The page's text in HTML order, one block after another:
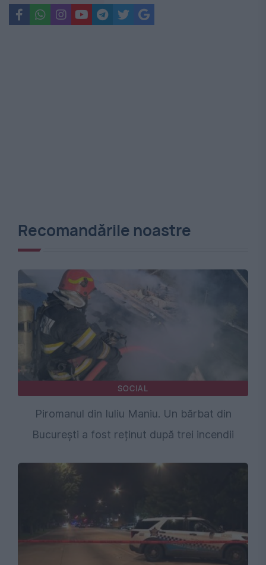
Recomandările noastre
SOCIAL
Piromanul din Iuliu Maniu. Un bărbat din
București a fost reținut după trei incendii